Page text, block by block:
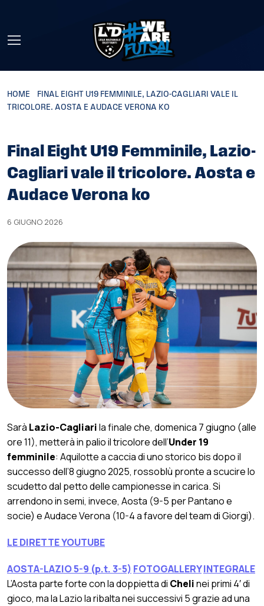
HOME
FINAL EIGHT U19 FEMMINILE, LAZIO-CAGLIARI VALE IL
TRICOLORE. AOSTA E AUDACE VERONA KO
Final Eight U19 Femminile, Lazio-
Cagliari vale il tricolore. Aosta e
Audace Verona ko
6 GIUGNO 2026
Sarà Lazio-Cagliarila finale che, domenica 7 giugno (alle
ore 11), metterà in palio il tricolore dell’Under 19
femminile: Aquilotte a caccia di uno storico bis dopo il
successo dell’8 giugno 2025, rossoblù pronte a scucire lo
scudetto dal petto delle campionesse in carica. Si
arrendono in semi, invece, Aosta (9-5 per Pantano e
socie) e Audace Verona (10-4 a favore del team di Giorgi).
LE DIRETTE YOUTUBE
AOSTA-LAZIO 5-9 (p.t. 3-5) FOTOGALLERYINTEGRALE
L’Aosta parte forte con la doppietta di Chelinei primi 4′ di
gioco, ma la Lazio la ribalta nei successivi 5 grazie ad una